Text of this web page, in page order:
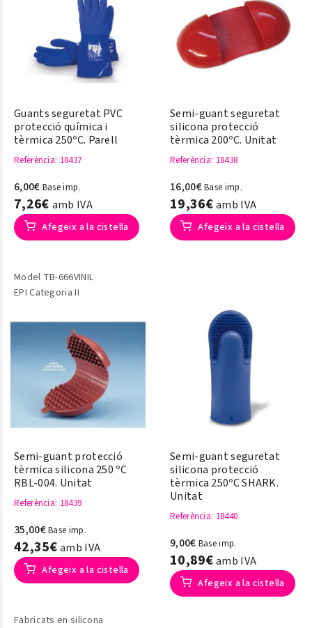
Guants seguretat PVC
protecció química i
tèrmica 250ºC. Parell
Referència: 18437
6,00€ Base imp.
7,26€ amb IVA
Afegeix a la cistella
Model TB-666VINIL
EPI Categoria II
Semi-guant seguretat
silicona protecció
tèrmica 200ºC. Unitat
Referència: 18438
16,00€Base imp.
19,36€amb IVA
Afegeix a la cistella
Semi-guant protecció
tèrmica silicona 250 ºC
RBL-004. Unitat
Referència: 18439
35,00€Base imp.
42,35€amb IVA
Afegeix a la cistella
Fabricats en silicona
Semi-guant seguretat
silicona protecció
tèrmica 250ºC SHARK.
Unitat
Referència: 18440
9,00€ Base imp.
10,89€amb IVA
Afegeix a la cistella